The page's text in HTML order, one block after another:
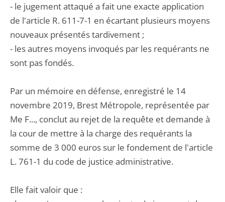
- le jugement attaqué a fait une exacte application
de l'article R. 611-7-1 en écartant plusieurs moyens
nouveaux présentés tardivement ;
- les autres moyens invoqués par les requérants ne
sont pas fondés.
Par un mémoire en défense, enregistré le 14
novembre 2019, Brest Métropole, représentée par
Me F..., conclut au rejet de la requête et demande à
la cour de mettre à la charge des requérants la
somme de 3 000 euros sur le fondement de l'article
L. 761-1 du code de justice administrative.
Elle fait valoir que :